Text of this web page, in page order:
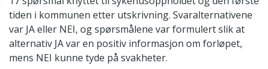
tiden i kommunen etter utskrivning. Svaralternativene
var JA eller NEI, og spørsmålene var formulert slik at
alternativ JA var en positiv informasjon om forløpet,
mens NEI kunne tyde på svakheter.